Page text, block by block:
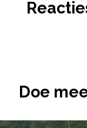
Doe